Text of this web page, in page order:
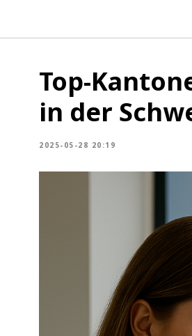
Top-
in der
2025-05-28 20:19